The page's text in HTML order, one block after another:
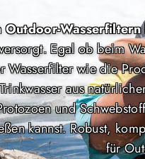
Outdoor-Wasserfiltern
Egal ob beim
Wasserfilter wie die
aus
und
kannst. Robust,
für